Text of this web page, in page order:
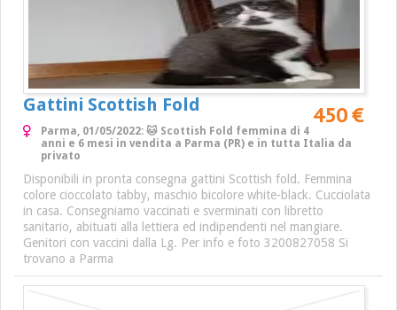
Gattini Scottish Fold 450 €
Parma, 01/05/2022: 🐱 Scottish Fold femmina di 4
anni e 6 mesi in vendita a Parma (PR) e in tutta Italia da
privato
Disponibili in pronta consegna gattini Scottish fold. Femmina
colore cioccolato tabby, maschio bicolore white-black. Cucciolata
in casa. Consegniamo vaccinati e sverminati con libretto
sanitario, abituati alla lettiera ed indipendenti nel mangiare.
Genitori con vaccini dalla Lg. Per info e foto 3200827058 Si
trovano a Parma